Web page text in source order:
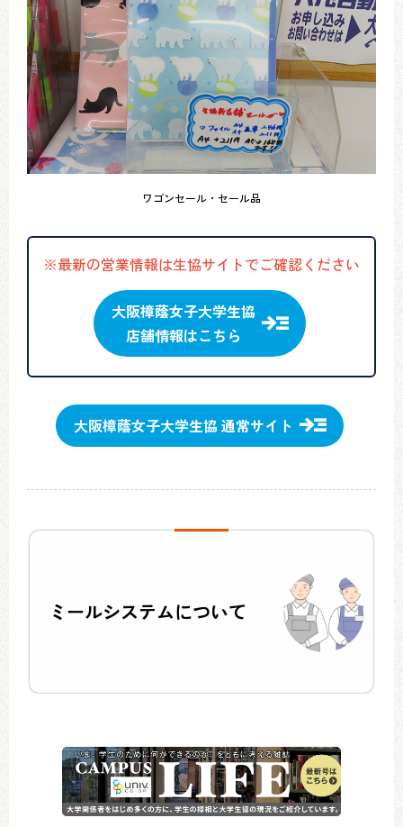
ワゴンセール・セール品
※最新の営業情報は生協サイトでご確認ください
大阪樟蔭女子大学生協
店舗情報はこちら
大阪樟蔭女子大学生協 通常サイト
ミールシステムについて